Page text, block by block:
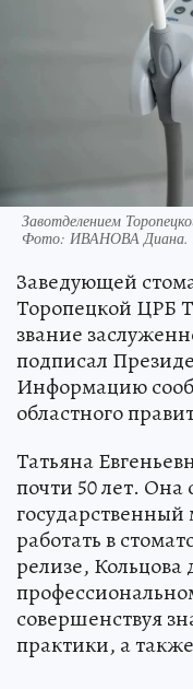
Завотделением
Фото: ИВАНОВА Диана.
Заведующей
Торопецкой ЦРБ
звание
подписал
Информацию
областного
Татьяна
почти 50 лет.
работать в
релизе, Кольцова
совершенствуя
практики, а